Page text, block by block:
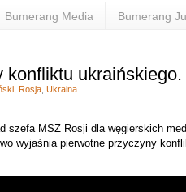
Bumerang Media Bumerang
konfliktu
szefa MSZ Rosji dla węgierskich
wyjaśnia pierwotne przyczyny
, Rosja, Ukraina